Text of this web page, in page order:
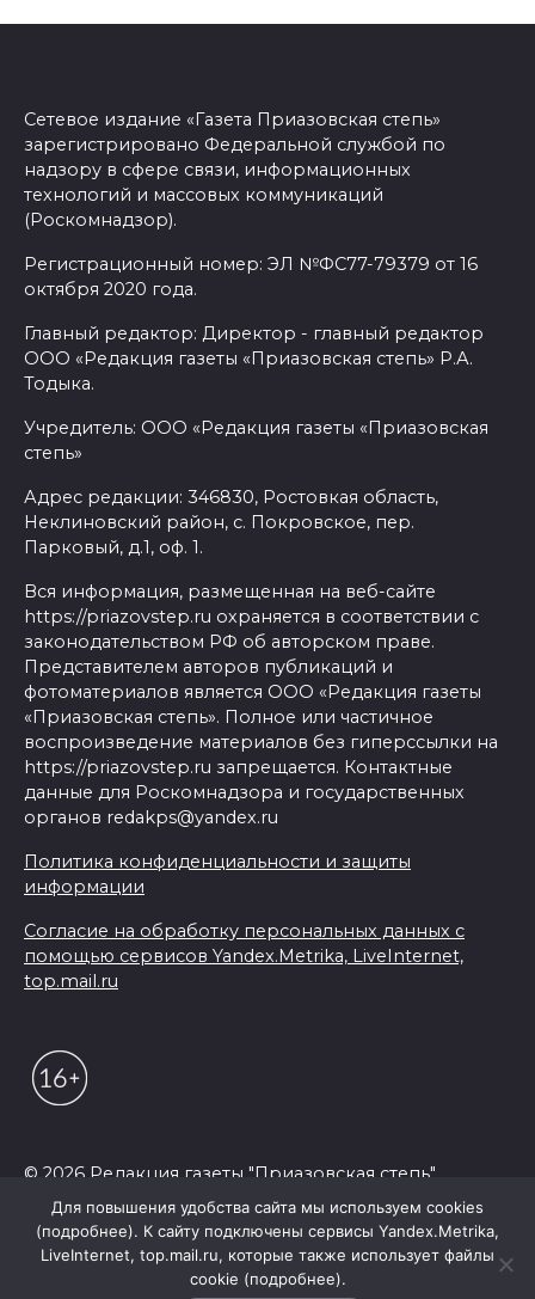
Сетевое издание «Газета Приазовская степь»
зарегистрировано Федеральной службой по
надзору в сфере связи, информационных
технологий и массовых коммуникаций
(Роскомнадзор).
Регистрационный номер: ЭЛ №ФС77-79379 от 16
октября 2020 года.
Главный редактор: Директор - главный редактор
ООО «Редакция газеты «Приазовская степь» Р.А.
Тодыка.
Учредитель: ООО «Редакция газеты «Приазовская
степь»
Адрес редакции: 346830, Ростовкая область,
Неклиновский район, с. Покровское, пер.
Парковый, д.1, оф. 1.
Вся информация, размещенная на веб-сайте
https://priazovstep.ru охраняется в соответствии с
законодательством РФ об авторском праве.
Представителем авторов публикаций и
фотоматериалов является ООО «Редакция газеты
«Приазовская степь». Полное или частичное
воспроизведение материалов без гиперссылки на
https://priazovstep.ru запрещается. Контактные
данные для Роскомнадзора и государственных
органов redakps@yandex.ru
Политика конфиденциальности и защиты
информации
Согласие на обработку персональных данных с
помощью сервисов Yandex.Metrika, LiveInternet,
top.mail.ru
© 2026 Редакция газеты "Приазовская степь"
Для повышения удобства сайта мы используем cookies
(подробнее). К сайту подключены сервисы Yandex.Metrika,
LiveInternet, top.mail.ru, которые также использует файлы
cookie (подробнее).